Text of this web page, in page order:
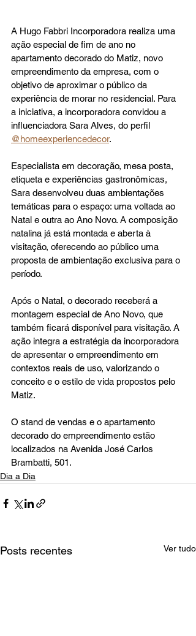
A Hugo Fabbri Incorporadora realiza uma
ação especial de fim de ano no
apartamento decorado do Matiz, novo
empreendimento da empresa, com o
objetivo de aproximar o público da
experiência de morar no residencial. Para
a iniciativa, a incorporadora convidou a
influenciadora Sara Alves, do perfil
@homeexperiencedecor.
Especialista em decoração, mesa posta,
etiqueta e experiências gastronômicas,
Sara desenvolveu duas ambientações
temáticas para o espaço: uma voltada ao
Natal e outra ao Ano Novo. A composição
natalina já está montada e aberta à
visitação, oferecendo ao público uma
proposta de ambientação exclusiva para o
período.
Após o Natal, o decorado receberá a
montagem especial de Ano Novo, que
também ficará disponível para visitação. A
ação integra a estratégia da incorporadora
de apresentar o empreendimento em
contextos reais de uso, valorizando o
conceito e o estilo de vida propostos pelo
Matiz.
O stand de vendas e o apartamento
decorado do empreendimento estão
localizados na Avenida José Carlos
Brambatti, 501.
Dia a Dia
Posts recentes Ver tudo